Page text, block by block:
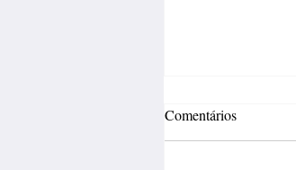
Comentários